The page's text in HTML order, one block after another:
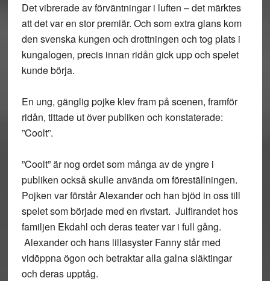
Det vibrerade av förväntningar i luften – det märktes
att det var en stor premiär. Och som extra glans kom
den svenska kungen och drottningen och tog plats i
kungalogen, precis innan ridån gick upp och spelet
kunde börja.
En ung, gänglig pojke klev fram på scenen, framför
ridån, tittade ut över publiken och konstaterade:
”Coolt”.
”Coolt” är nog ordet som många av de yngre i
publiken också skulle använda om föreställningen.
Pojken var förstår Alexander och han bjöd in oss till
spelet som började med en rivstart. Julfirandet hos
familjen Ekdahl och deras teater var i full gång.
Alexander och hans lillasyster Fanny står med
vidöppna ögon och betraktar alla galna släktingar
och deras upptåg.